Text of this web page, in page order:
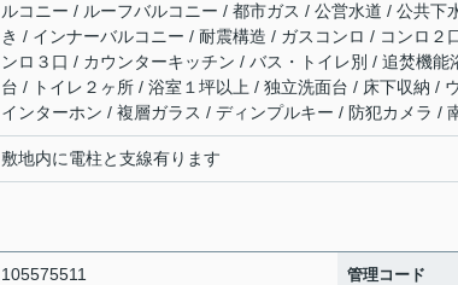
ルコニー / ルーフバルコニー / 都市ガス / 公営水道 / 公共
き / インナーバルコニー / 耐震構造 / ガスコンロ / コンロ
ンロ３口 / カウンターキッチン / バス・トイレ別 / 追焚機
台 / トイレ２ヶ所 / 浴室１坪以上 / 独立洗面台 / 床下収納 /
インターホン / 複層ガラス / ディンプルキー / 防犯カメラ /
敷地内に電柱と支線有ります
105575511 管理コード